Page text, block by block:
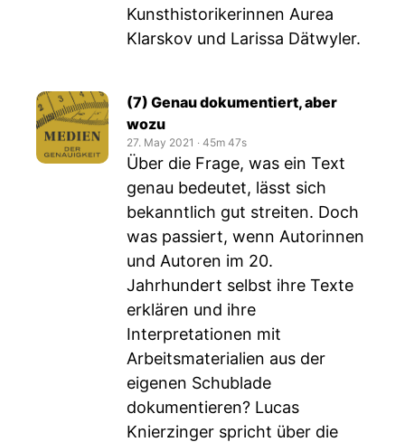
Kunsthistorikerinnen Aurea
Klarskov und Larissa Dätwyler.
(7) Genau dokumentiert, aber
wozu
27. May 2021 ‧ 45m 47s
Über die Frage, was ein Text
genau bedeutet, lässt sich
bekanntlich gut streiten. Doch
was passiert, wenn Autorinnen
und Autoren im 20.
Jahrhundert selbst ihre Texte
erklären und ihre
Interpretationen mit
Arbeitsmaterialien aus der
eigenen Schublade
dokumentieren? Lucas
Knierzinger spricht über die